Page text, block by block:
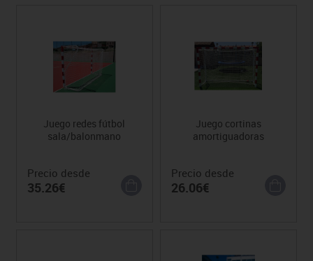
Juego redes fútbol
sala/balonmano
Precio desde
35.26€
Juego cortinas
amortiguadoras
Precio desde
26.06€